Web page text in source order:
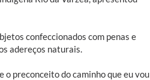
confeccionados com penas e
adereços naturais.
o preconceito do caminho que eu vou